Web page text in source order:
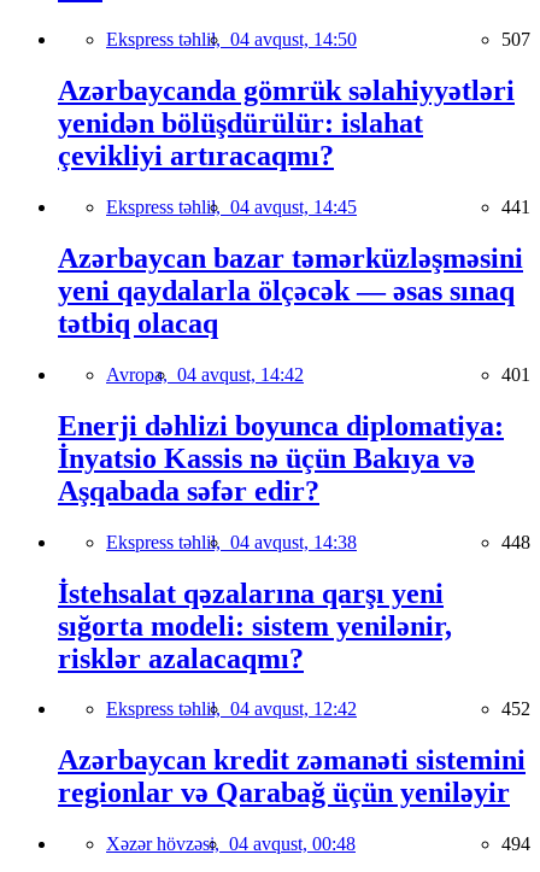
Ekspress təhlil, 04 avqust, 14:50 507
Azərbaycanda gömrük səlahiyyətləri
yenidən bölüşdürülür: islahat
çevikliyi artıracaqmı?
Ekspress təhlil, 04 avqust, 14:45 441
Azərbaycan bazar təmərküzləşməsini
yeni qaydalarla ölçəcək — əsas sınaq
tətbiq olacaq
Avropa, 04 avqust, 14:42 401
Enerji dəhlizi boyunca diplomatiya:
İnyatsio Kassis nə üçün Bakıya və
Aşqabada səfər edir?
Ekspress təhlil, 04 avqust, 14:38 448
İstehsalat qəzalarına qarşı yeni
sığorta modeli: sistem yenilənir,
risklər azalacaqmı?
Ekspress təhlil, 04 avqust, 12:42 452
Azərbaycan kredit zəmanəti sistemini
regionlar və Qarabağ üçün yeniləyir
Xəzər hövzəsi, 04 avqust, 00:48 494